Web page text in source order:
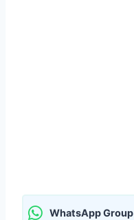
WhatsApp Group